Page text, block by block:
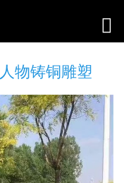
物铸铜雕塑